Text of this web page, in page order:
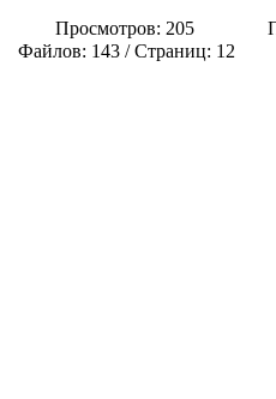
Просмотров: 205
Файлов: 143 / Страниц: 12